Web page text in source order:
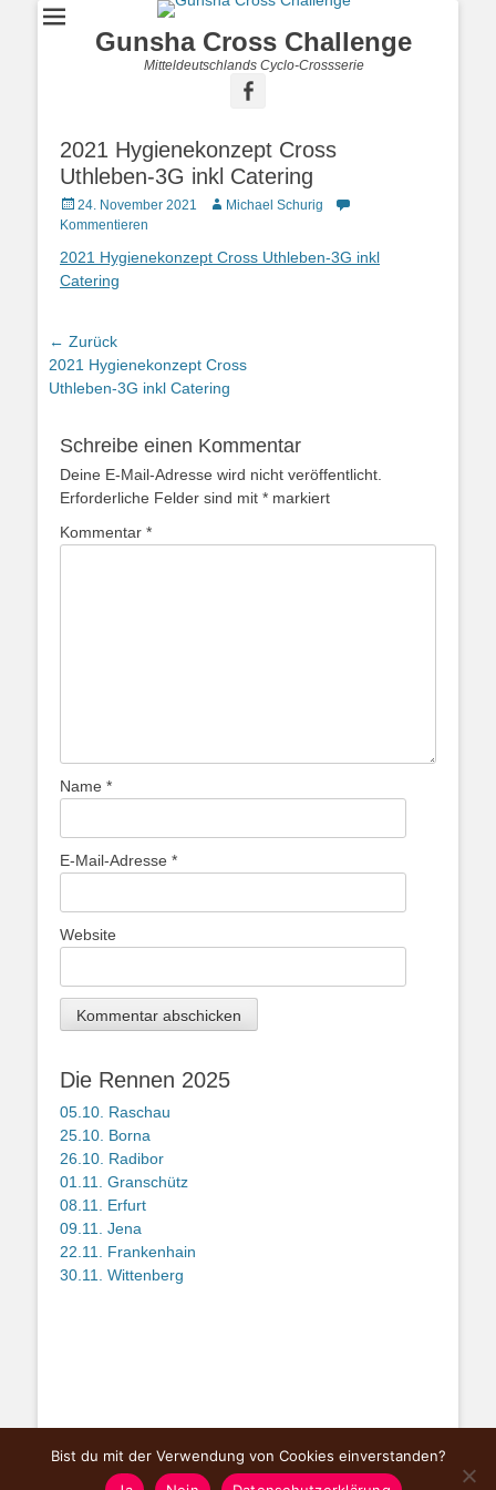
Gunsha Cross Challenge
Mitteldeutschlands Cyclo-Crossserie
2021 Hygienekonzept Cross
Uthleben-3G inkl Catering
24. November 2021
Michael Schurig
Kommentieren
2021 Hygienekonzept Cross Uthleben-3G inkl
Catering
← Zurück
Vorhergehender
Beitrag:
2021 Hygienekonzept Cross
Uthleben-3G inkl Catering
Schreibe einen Kommentar
Deine E-Mail-Adresse wird nicht veröffentlicht.
Erforderliche Felder sind mit * markiert
Kommentar *
Name *
E-Mail-Adresse *
Website
Die Rennen 2025
05.10. Raschau
25.10. Borna
26.10. Radibor
01.11. Granschütz
08.11. Erfurt
09.11. Jena
22.11. Frankenhain
30.11. Wittenberg
Copyright © Mitteldeutsche Querfeldeinserie
2026.
Bist du mit der Verwendung von Cookies einverstanden?